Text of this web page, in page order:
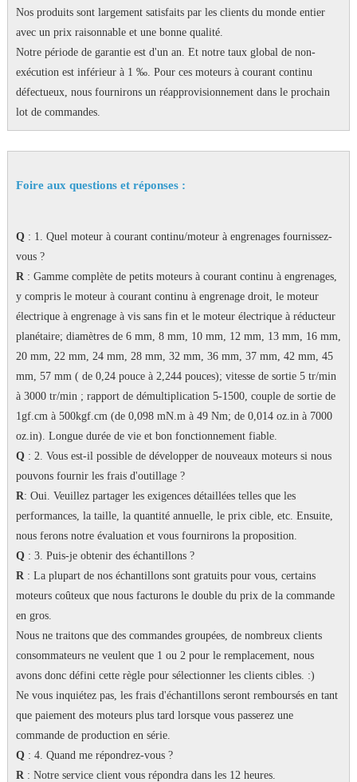
Nos produits sont largement satisfaits par les clients du monde entier
avec un prix raisonnable et une bonne qualité.
Notre période de garantie est d'un an. Et notre taux global de non-
exécution est inférieur à 1 ‰. Pour ces moteurs à courant continu
défectueux, nous fournirons un réapprovisionnement dans le prochain
lot de commandes.
Foire aux questions et réponses :
Q: 1. Quel moteur à courant continu/moteur à engrenages fournissez-
vous ?
R : Gamme complète de petits moteurs à courant continu à engrenages,
y compris le moteur à courant continu à engrenage droit, le moteur
électrique à engrenage à vis sans fin et le moteur électrique à réducteur
planétaire; diamètres de 6 mm, 8 mm, 10 mm, 12 mm, 13 mm, 16 mm,
20 mm, 22 mm, 24 mm, 28 mm, 32 mm, 36 mm, 37 mm, 42 mm, 45
mm, 57 mm ( de 0,24 pouce à 2,244 pouces); vitesse de sortie 5 tr/min
à 3000 tr/min ; rapport de démultiplication 5-1500, couple de sortie de
1gf.cm à 500kgf.cm (de 0,098 mN.m à 49 Nm; de 0,014 oz.in à 7000
oz.in). Longue durée de vie et bon fonctionnement fiable.
Q: 2. Vous est-il possible de développer de nouveaux moteurs si nous
pouvons fournir les frais d'outillage ?
R: Oui. Veuillez partager les exigences détaillées telles que les
performances, la taille, la quantité annuelle, le prix cible, etc. Ensuite,
nous ferons notre évaluation et vous fournirons la proposition.
Q: 3. Puis-je obtenir des échantillons ?
R : La plupart de nos échantillons sont gratuits pour vous, certains
moteurs coûteux que nous facturons le double du prix de la commande
en gros.
Nous ne traitons que des commandes groupées, de nombreux clients
consommateurs ne veulent que 1 ou 2 pour le remplacement, nous
avons donc défini cette règle pour sélectionner les clients cibles. :)
Ne vous inquiétez pas, les frais d'échantillons seront remboursés en tant
que paiement des moteurs plus tard lorsque vous passerez une
commande de production en série.
Q: 4. Quand me répondrez-vous ?
R : Notre service client vous répondra dans les 12 heures.